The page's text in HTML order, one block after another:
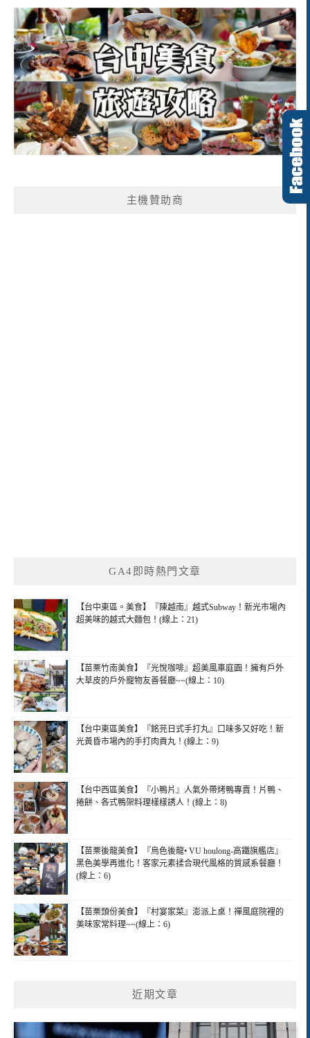
主機贊助商
GA4即時熱門文章
【台中東區。美食】『陳越南』越式Subway！新光市場內
超美味的越式大麵包！(線上：21)
【苗栗竹南美食】『光悅咖啡』超美風車庭園！擁有戶外
大草皮的戶外寵物友善餐廳~~(線上：10)
【台中東區美食】『銘芫日式手打丸』口味多又好吃！新
光黃昏市場內的手打肉貢丸！(線上：9)
【台中西區美食】『小鴨片』人氣外帶烤鴨專賣！片鴨、
捲餅、各式鴨架料理樣樣誘人！(線上：8)
【苗栗後龍美食】『烏色後龍• VU houlong-高鐵旗艦店』
黑色美學再進化！客家元素揉合現代風格的質感系餐廳！
(線上：6)
【苗栗頭份美食】『村宴家菜』澎派上桌！禪風庭院裡的
美味家常料理~~(線上：6)
近期文章